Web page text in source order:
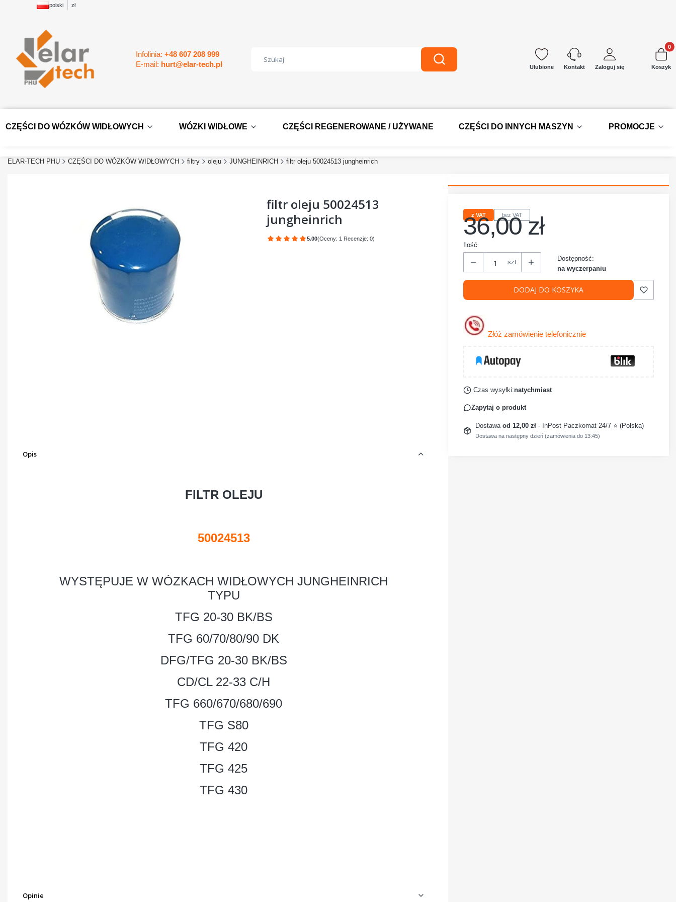
polski zł
Infolinia: +48 607 208 999
E-mail: hurt@elar-tech.pl Wyczyść Szukaj Ulubione Kontakt Zaloguj się Koszyk
CZĘŚCI DO WÓZKÓW WIDŁOWYCH WÓZKI WIDŁOWE CZĘŚCI REGENEROWANE / UŻYWANE CZĘŚCI DO INNYCH MASZYN PROMOCJE
ELAR-TECH PHU CZĘŚCI DO WÓZKÓW WIDŁOWYCH filtry oleju JUNGHEINRICH filtr oleju 50024513 jungheinrich
filtr oleju 50024513
jungheinrich
5.00(Oceny: 1 Recenzje: 0)
Przejdź do sekcji Opinie
Opis
FILTR OLEJU
50024513
WYSTĘPUJE W WÓZKACH WIDŁOWYCH JUNGHEINRICH
TYPU
TFG 20-30 BK/BS
TFG 60/70/80/90 DK
DFG/TFG 20-30 BK/BS
CD/CL 22-33 C/H
TFG 660/670/680/690
TFG S80
TFG 420
TFG 425
TFG 430
Opinie
z VAT bez VAT
Cena
36,00 zł
Ilość
szt.
Dostępność:
na wyczerpaniu
DODAJ DO KOSZYKA
Złóż zamówienie telefonicznie
Czas wysyłki:natychmiast
Zapytaj o produkt
Dostawa od 12,00 zł - InPost Paczkomat 24/7 ⭐ (Polska)
Dostawa na następny dzień (zamówienia do 13:45)